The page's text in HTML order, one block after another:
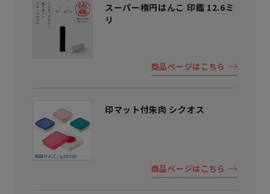
スーパー楕円はんこ 印鑑 12.6ミ
リ
商品ページはこちら
印マット付朱肉 シクオス
商品ページはこちら